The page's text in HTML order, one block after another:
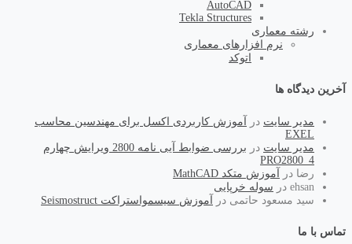
AutoCAD
Tekla Structures
رشته معماری
نرم افزارهای معماری
اتوکد
آخرین دیدگاه ها
مدیر سایت در
آموزش کاربردی اکسل برای مهندسین محاسب
EXEL
مدیر سایت در
بررسی ضوابط آیی نامه 2800 ویرایش چهارم
PRO2800_4
رضا در
آموزش متکد MathCAD
ehsan در سوله خرپایی
سید مسعود حاتمی در آموزش سیسمواستراکت Seismostruct
تماس با ما